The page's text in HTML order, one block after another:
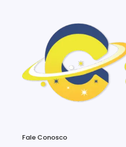
Fale Conosco